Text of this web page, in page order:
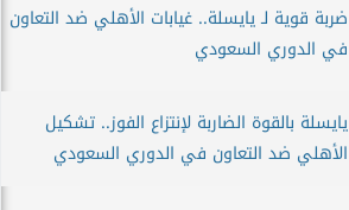
ضربة قوية لـ يايسلة.. غيابات الأهلي ضد التعاون
في الدوري السعودي
يايسلة بالقوة الضاربة لإنتزاع الفوز.. تشكيل
الأهلي ضد التعاون في الدوري السعودي